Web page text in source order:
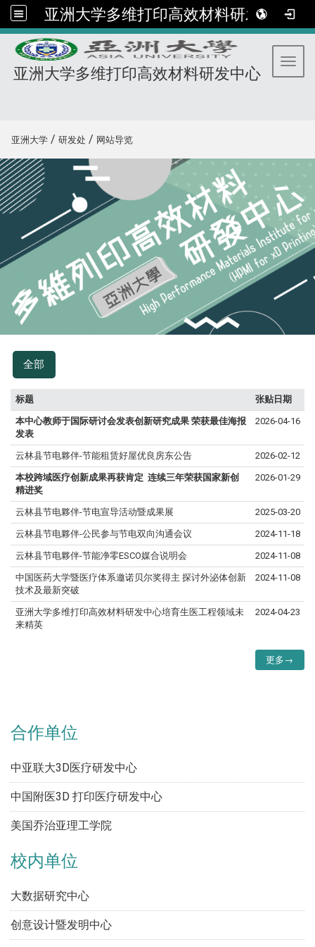
亚洲大学多维打印高效材料研发中心
亚洲大学多维打印高效材料研发中心
亚洲大学 / 研发处 / 网站导览
全部
标题 张贴日期
本中心教师于国际研讨会发表创新研究成果 荣获最佳海报
发表
2026-04-16
云林县节电夥伴-节能租赁好屋优良房东公告 2026-02-12
本校跨域医疗创新成果再获肯定 连续三年荣获国家新创
精进奖
2026-01-29
云林县节电夥伴-节电宣导活动暨成果展 2025-03-20
云林县节电夥伴-公民参与节电双向沟通会议 2024-11-18
云林县节电夥伴-节能净零ESCO媒合说明会 2024-11-08
中国医药大学暨医疗体系邀诺贝尔奖得主 探讨外泌体创新
技术及最新突破
2024-11-08
亚洲大学多维打印高效材料研发中心培育生医工程领域未
来精英
2024-04-23
更多→
合作单位
中亚联大3D医疗研发中心
中国附医3D 打印医疗研发中心
美国乔治亚理工学院
校内单位
大数据研究中心
创意设计暨发明中心